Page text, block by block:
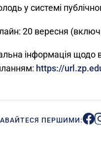
у системі
20 вересня
інформація щодо
https://
ПЕРШИМИ: